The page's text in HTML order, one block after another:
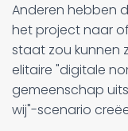
Anderen hebben
het project naar
staat zou kunnen
elitaire "digitale
gemeenschap
wij"-scenario